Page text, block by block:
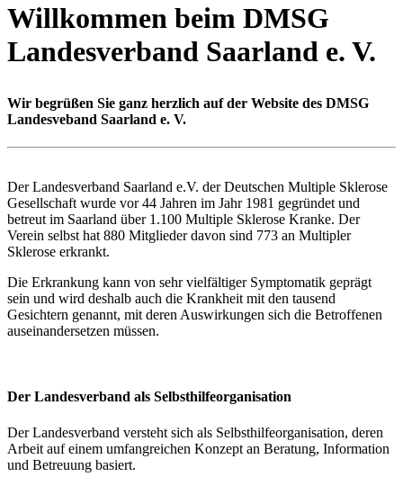
Willkommen beim DMSG
Landesverband Saarland e. V.
Wir begrüßen Sie ganz herzlich auf der Website des DMSG
Landesveband Saarland e. V.
Der Landesverband Saarland e.V. der Deutschen Multiple Sklerose
Gesellschaft wurde vor 44 Jahren im Jahr 1981 gegründet und
betreut im Saarland über 1.100 Multiple Sklerose Kranke. Der
Verein selbst hat 880 Mitglieder davon sind 773 an Multipler
Sklerose erkrankt.
Die Erkrankung kann von sehr vielfältiger Symptomatik geprägt
sein und wird deshalb auch die Krankheit mit den tausend
Gesichtern genannt, mit deren Auswirkungen sich die Betroffenen
auseinandersetzen müssen.
Der Landesverband als Selbsthilfeorganisation
Der Landesverband versteht sich als Selbsthilfeorganisation, deren
Arbeit auf einem umfangreichen Konzept an Beratung, Information
und Betreuung basiert.